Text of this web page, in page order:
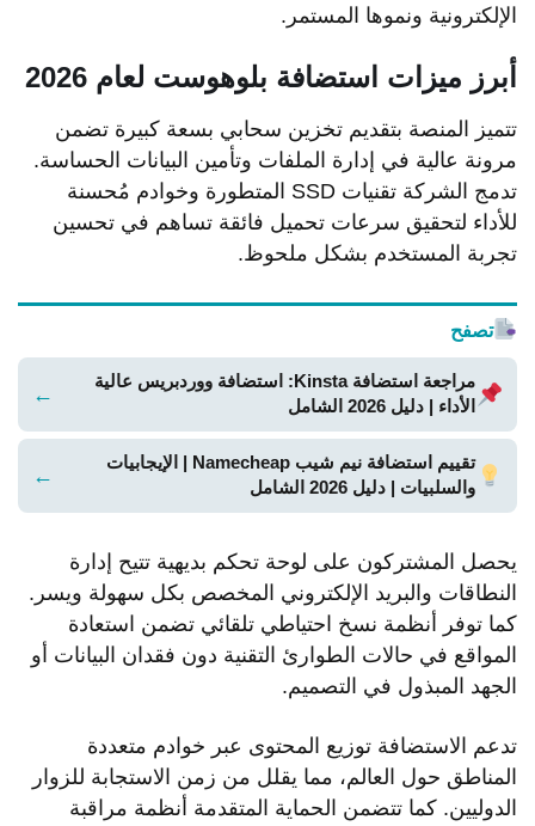
الإلكترونية ونموها المستمر.
أبرز ميزات استضافة بلوهوست لعام 2026
تتميز المنصة بتقديم تخزين سحابي بسعة كبيرة تضمن
مرونة عالية في إدارة الملفات وتأمين البيانات الحساسة.
تدمج الشركة تقنيات SSD المتطورة وخوادم مُحسنة
للأداء لتحقيق سرعات تحميل فائقة تساهم في تحسين
تجربة المستخدم بشكل ملحوظ.
تصفح
مراجعة استضافة Kinsta: استضافة ووردبريس عالية
الأداء | دليل 2026 الشامل
←
تقييم استضافة نيم شيب Namecheap | الإيجابيات
والسلبيات | دليل 2026 الشامل
←
يحصل المشتركون على لوحة تحكم بديهية تتيح إدارة
النطاقات والبريد الإلكتروني المخصص بكل سهولة ويسر.
كما توفر أنظمة نسخ احتياطي تلقائي تضمن استعادة
المواقع في حالات الطوارئ التقنية دون فقدان البيانات أو
الجهد المبذول في التصميم.
تدعم الاستضافة توزيع المحتوى عبر خوادم متعددة
المناطق حول العالم، مما يقلل من زمن الاستجابة للزوار
الدوليين. كما تتضمن الحماية المتقدمة أنظمة مراقبة